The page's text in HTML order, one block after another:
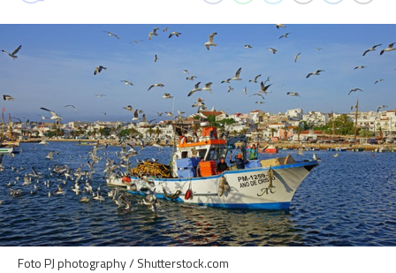
Foto PJ photography / Shutterstock.com